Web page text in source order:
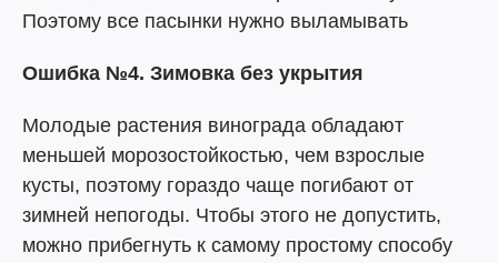
Поэтому все пасынки нужно выламывать
Ошибка №4. Зимовка без укрытия
Молодые растения винограда обладают
меньшей морозостойкостью, чем взрослые
кусты, поэтому гораздо чаще погибают от
зимней непогоды. Чтобы этого не допустить,
можно прибегнуть к самому простому способу